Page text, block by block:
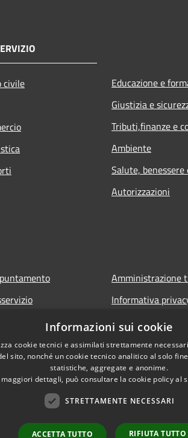
civile
Educazione e
Giustizia e
Tributi,finanze e
Ambiente
Salute, benessere
Autorizzazioni
Amministrazione
Informativa
Note legali
Dichiarazione di
Informazioni sui cookie
cookie tecnici e assimilati strettamente
sito, nonché un cookie tecnico analitico al solo
statistiche, aggregate e anonime.
maggiori dettagli, può consultare la cookie policy al
STRETTAMENTE NECESSARI
ACCETTA TUTTO RIFIUTA TUTTO